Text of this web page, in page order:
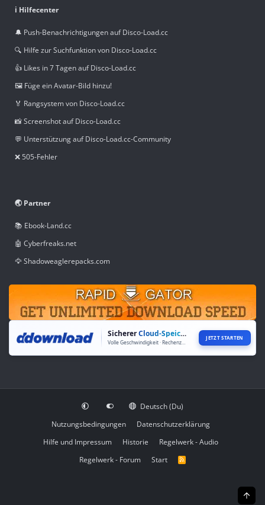
ℹ️ Hilfecenter
🔔 Push-Benachrichtigungen auf Disco-Load.cc
🔍 Hilfe zur Suchfunktion von Disco-Load.cc
👍 Likes in 7 Tagen auf Disco-Load.cc
🖼️ Füge ein Avatar-Bild hinzu!
🏅 Rangsystem von Disco-Load.cc
📸 Screenshot auf Disco-Load.cc
💬 Unterstützung auf Disco-Load.cc-Community
❌ 505-Fehler
🌏 Partner
📚 Ebook-Land.cc
🤖 Cyberfreaks.net
🦅 Shadoweaglerepacks.com
SichererCloud-Speicher JETZT STARTEN
Deutsch (Du)
Nutzungsbedingungen
Datenschutzerklärung
Hilfe und Impressum
Historie
Regelwerk - Audio
Regelwerk - Forum
Start
R
S